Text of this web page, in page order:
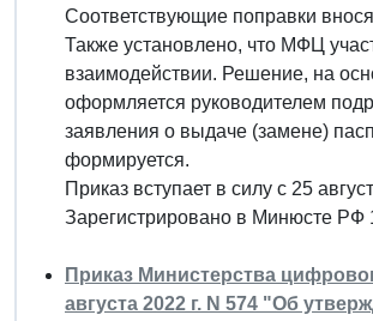
Соответствующие поправки
Также установлено, что МФЦ
взаимодействии. Решение, на
оформляется руководителем
заявления о выдаче (замене)
формируется.
Приказ вступает в силу с 25
Зарегистрировано в Минюсте РФ
Приказ Министерства
августа 2022 г. N 574 "Об